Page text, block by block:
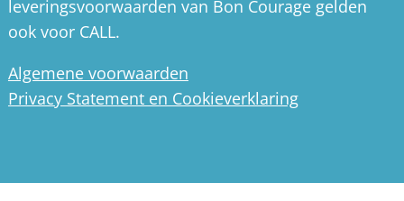
leveringsvoorwaarden van Bon Courage gelden
ook voor CALL.
Algemene voorwaarden
Privacy Statement en Cookieverklaring